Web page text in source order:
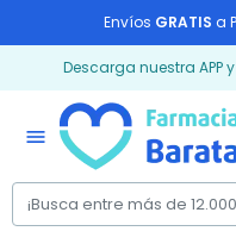
Envíos GRATIS a
Descarga nuestra APP
menu